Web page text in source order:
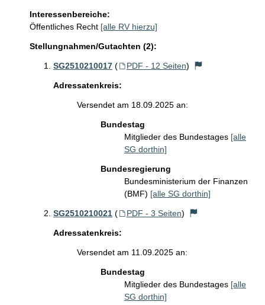
Interessenbereiche:
Öffentliches Recht [alle RV hierzu]
Stellungnahmen/Gutachten (2):
SG2510210017 ( PDF - 12 Seiten)
Adressatenkreis:
Versendet am 18.09.2025 an:
Bundestag
Mitglieder des Bundestages [alle
SG dorthin]
Bundesregierung
Bundesministerium der Finanzen
(BMF) [alle SG dorthin]
SG2510210021 ( PDF - 3 Seiten)
Adressatenkreis:
Versendet am 11.09.2025 an:
Bundestag
Mitglieder des Bundestages [alle
SG dorthin]